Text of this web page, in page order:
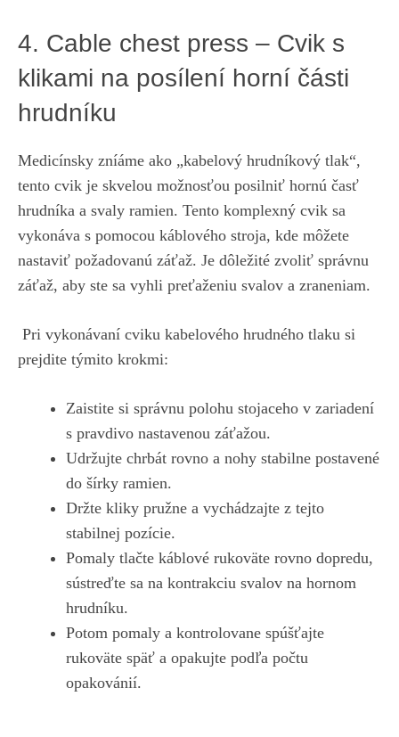
4. ⁤Cable chest ‌press – Cvik s​
klikami na posílení‌ horní⁢ části
‍hrudníku
Medicínsky zníáme ⁣ako „kabelový ⁢hrudníkový ⁢tlak“,
tento cvik‍ je skvelou možnosťou posilniť hornú časť
⁢hrudníka a svaly⁢ ramien. Tento⁣ komplexný cvik sa
vykonáva ⁤s pomocou ⁤káblového‌ stroja, kde môžete‌
nastaviť požadovanú ⁢záťaž. Je ​dôležité ⁤zvoliť‌ správnu
⁢záťaž, aby ste​ sa vyhli preťaženiu⁤ svalov ⁣a zraneniam.
​ Pri vykonávaní cviku kabelového hrudného tlaku si
prejdite týmito krokmi:
Zaistite si správnu​ polohu stojaceho v ‍zariadení‌
s pravdivo‍ nastavenou záťažou.
Udržujte chrbát rovno ‍a nohy stabilne postavené
do šírky⁤ ramien.
Držte‍ kliky pružne a vychádzajte ‌z tejto
stabilnej pozície.
Pomaly tlačte káblové rukoväte rovno dopredu,
sústreďte sa ​na kontrakciu svalov ⁣na hornom
hrudníku.
Potom pomaly a kontrolovane spúšťajte⁢
rukoväte späť a​ opakujte podľa počtu
⁤opakovánií.